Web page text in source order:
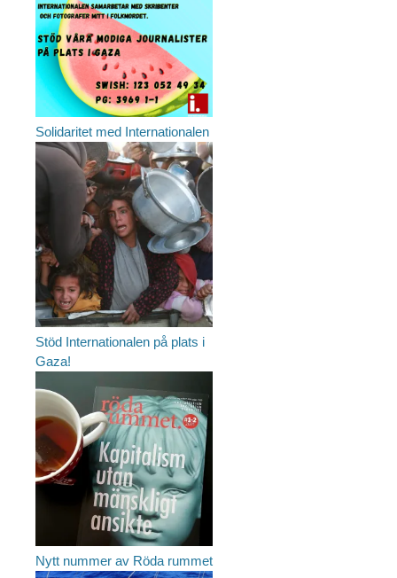
Solidaritet med Internationalen
Stöd Internationalen på plats i
Gaza!
Nytt nummer av Röda rummet